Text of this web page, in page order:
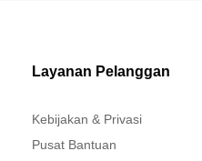
Layanan Pelanggan
Kebijakan & Privasi
Pusat Bantuan